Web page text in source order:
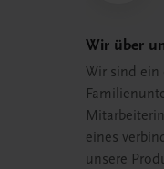
Wir über
Wir sind ein
eines
unsere